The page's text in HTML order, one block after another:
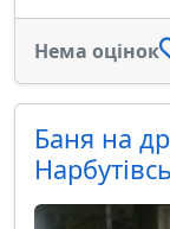
Нема оцінок
Баня на